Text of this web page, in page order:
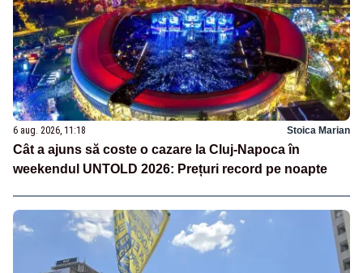
6 aug. 2026, 11:18 Stoica Marian
Cât a ajuns să coste o cazare la Cluj-Napoca în
weekendul UNTOLD 2026: Prețuri record pe noapte